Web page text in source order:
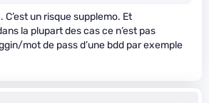
C’est un risque supplemo. Et
la plupart des cas ce n’est pas
mot de pass d’une bdd par exemple